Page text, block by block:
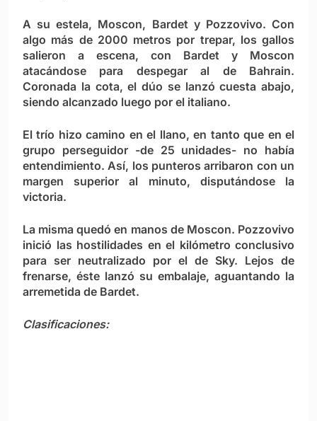
A su estela, Moscon, Bardet y Pozzovivo. Con
algo más de 2000 metros por trepar, los gallos
salieron a escena, con Bardet y Moscon
atacándose para despegar al de Bahrain.
Coronada la cota, el dúo se lanzó cuesta abajo,
siendo alcanzado luego por el italiano.
El trío hizo camino en el llano, en tanto que en el
grupo perseguidor -de 25 unidades- no había
entendimiento. Así, los punteros arribaron con un
margen superior al minuto, disputándose la
victoria.
La misma quedó en manos de Moscon. Pozzovivo
inició las hostilidades en el kilómetro conclusivo
para ser neutralizado por el de Sky. Lejos de
frenarse, éste lanzó su embalaje, aguantando la
arremetida de Bardet.
Clasificaciones: